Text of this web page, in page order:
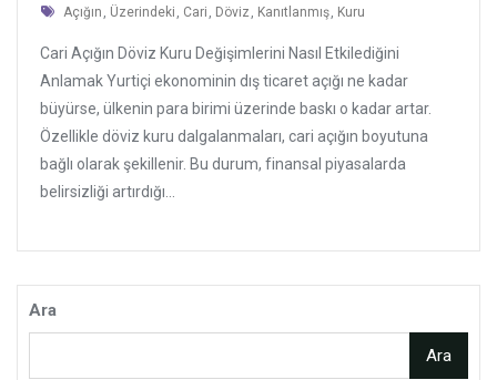
Tags
Açığın , Üzerindeki , Cari , Döviz , Kanıtlanmış, Kuru
Cari Açığın Döviz Kuru Değişimlerini Nasıl Etkilediğini
Anlamak Yurtiçi ekonominin dış ticaret açığı ne kadar
büyürse, ülkenin para birimi üzerinde baskı o kadar artar.
Özellikle döviz kuru dalgalanmaları, cari açığın boyutuna
bağlı olarak şekillenir. Bu durum, finansal piyasalarda
belirsizliği artırdığı...
Ara
Ara